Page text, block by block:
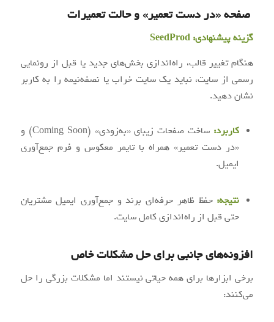
صفحه «در دست تعمیر» و حالت تعمیرات
گزینه پیشنهادی: SeedProd
هنگام تغییر قالب، راه‌اندازی بخش‌های جدید یا قبل از رونمایی
رسمی از سایت، نباید یک سایت خراب یا نصفه‌نیمه را به کاربر
نشان دهید.
کاربرد:
ساخت صفحات زیبای «به‌زودی» (Coming Soon) و
«در دست تعمیر» همراه با تایمر معکوس و فرم جمع‌آوری
ایمیل.
نتیجه: حفظ ظاهر حرفه‌ای برند و جمع‌آوری ایمیل مشتریان
حتی قبل از راه‌اندازی کامل سایت.
افزونه‌های جانبی برای حل مشکلات خاص
برخی ابزارها برای همه حیاتی نیستند اما مشکلات بزرگی را حل
می‌کنند: